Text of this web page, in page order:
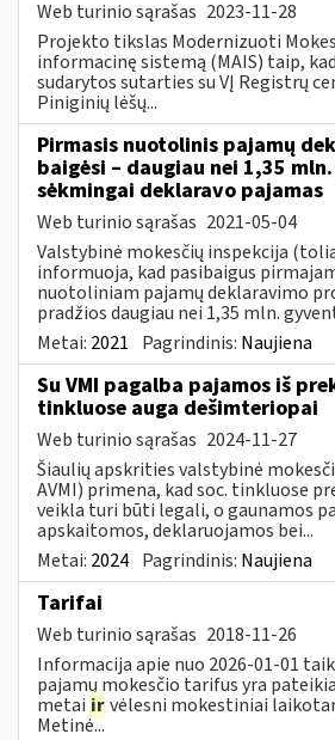
Web turinio sąrašas 2023-11-28
Projekto tikslas Modernizuoti
informacinę sistemą (MAIS) taip,
sudarytos sutarties su VĮ Registrų
Piniginių lėšų...
Pirmasis nuotolinis pajamų
baigėsi – daugiau nei 1,35
sėkmingai deklaravo pajamas
Web turinio sąrašas 2021-05-04
Valstybinė mokesčių inspekcija
informuoja, kad pasibaigus
nuotoliniam pajamų deklaravimo
pradžios daugiau nei 1,35 mln.
Metai: 2021 Pagrindinis: Naujiena
Su VMI pagalba pajamos iš
tinkluose auga dešimteriopai
Web turinio sąrašas 2024-11-27
Šiaulių apskrities valstybinė
AVMI) primena, kad soc. tinkluose
veikla turi būti legali, o gaunamos
apskaitomos, deklaruojamos bei...
Metai: 2024 Pagrindinis: Naujiena
Tarifai
Web turinio sąrašas 2018-11-26
Informacija apie nuo 2026-01-01
pajamų mokesčio tarifus yra
metai irvėlesni mokestiniai
Metinė...